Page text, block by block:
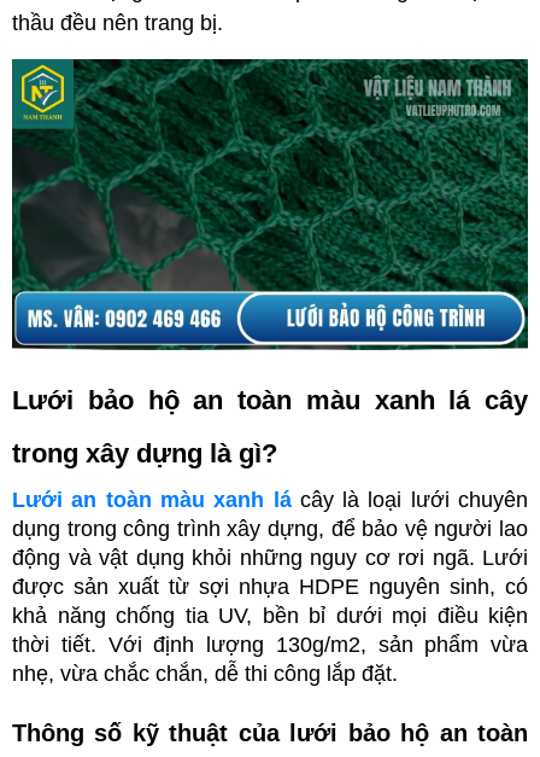
thầu đều nên trang bị.
Lưới bảo hộ an toàn màu xanh lá cây
trong xây dựng là gì?
Lưới an toàn màu xanh lá cây là loại lưới chuyên
dụng trong công trình xây dựng, để bảo vệ người lao
động và vật dụng khỏi những nguy cơ rơi ngã. Lưới
được sản xuất từ sợi nhựa HDPE nguyên sinh, có
khả năng chống tia UV, bền bỉ dưới mọi điều kiện
thời tiết. Với định lượng 130g/m2, sản phẩm vừa
nhẹ, vừa chắc chắn, dễ thi công lắp đặt.
Thông số kỹ thuật của lưới bảo hộ an toàn